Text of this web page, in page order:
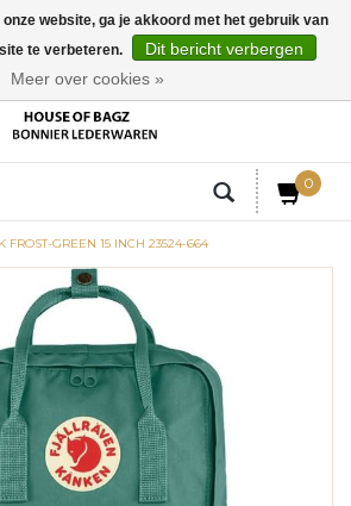
0
FROST-GREEN 15 INCH 23524-664
website, ga je akkoord met het gebruik van
te verbeteren.
Dit bericht verbergen
Meer over cookies »